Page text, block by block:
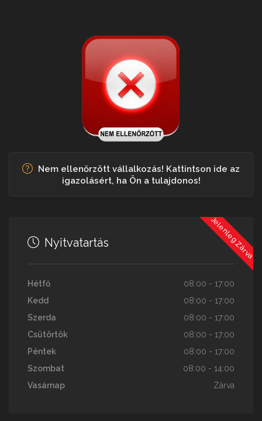
Nem ellenőrzött vállalkozás! Kattintson ide az
igazolásért, ha Ön a tulajdonos!
Jelenleg Zárva
Nyitvatartás
Hétfő
08:00 - 17:00
Kedd
08:00 - 17:00
Szerda
08:00 - 17:00
Csütörtök
08:00 - 17:00
Péntek
08:00 - 17:00
Szombat
08:00 - 14:00
Vasárnap
Zárva